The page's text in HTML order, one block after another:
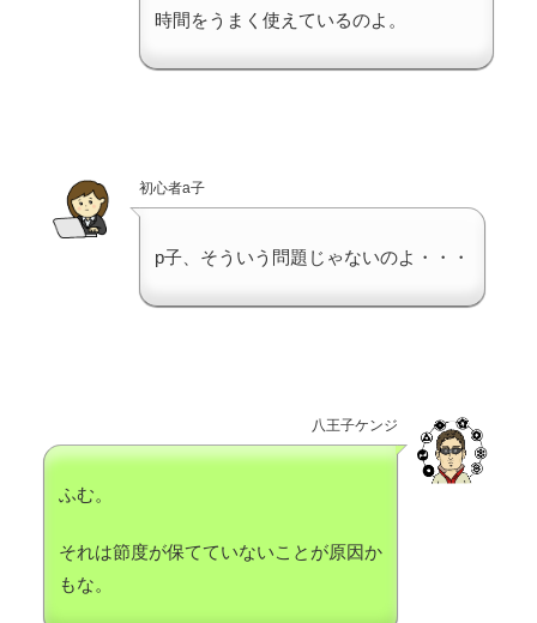
時間をうまく使えているのよ。
初心者a子
p子、そういう問題じゃないのよ・・・
八王子ケンジ
ふむ。
それは節度が保てていないことが原因か
もな。